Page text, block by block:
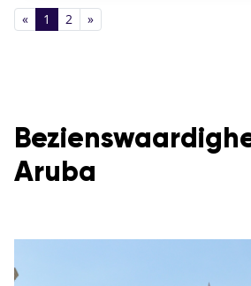
« 1 2 »
Aruba